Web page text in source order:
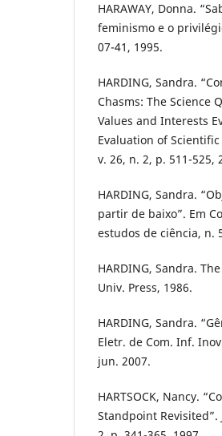
HARAWAY, Donna.
feminismo e o
07-41, 1995.
HARDING, Sandra.
Chasms: The Science
Values and Interests
Evaluation of
v. 26, n. 2, p. 511-525,
HARDING, Sandra.
partir de baixo”. Em
estudos de ciência, n.
HARDING, Sandra.
Univ. Press, 1986.
HARDING, Sandra.
Eletr. de Com. Inf.
jun. 2007.
HARTSOCK, Nancy.
Standpoint